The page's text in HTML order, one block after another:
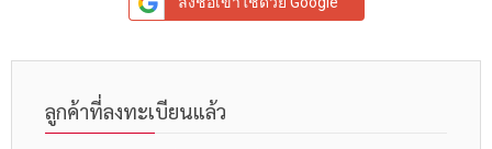
ลูกค้าที่ลงทะเบียนแล้ว